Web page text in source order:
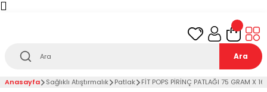
teslimat!
Ara
Anasayfa Sağlıklı Atıştırmalık Patlak FİT POPS PİRİNÇ PATLAĞI 75 GRAM X